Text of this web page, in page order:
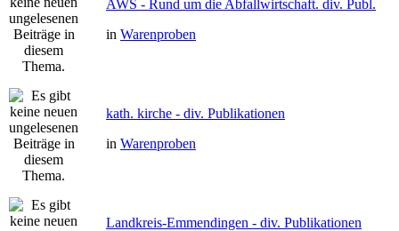
AWS - Rund um die Abfallwirtschaft. div. Publ.
in Warenproben
kath. kirche - div. Publikationen
in Warenproben
Landkreis-Emmendingen - div. Publikationen